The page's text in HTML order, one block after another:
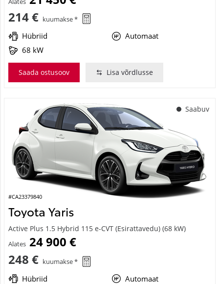
214 € kuumakse *
Hübriid
Automaat
68 kW
Saada ostusoov Lisa võrdlusse
Saabuv
#CA23379840
Toyota Yaris
Active Plus 1.5 Hybrid 115 e-CVT (Esirattavedu) (68 kW)
Alates 24 900 €
248 € kuumakse *
Hübriid
Automaat